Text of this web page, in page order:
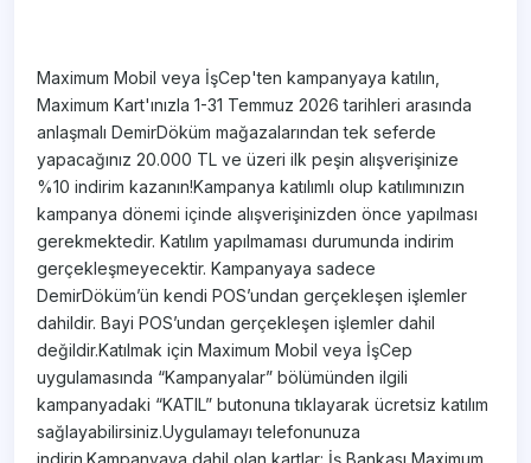
Maximum Mobil veya İşCep'ten kampanyaya katılın,
Maximum Kart'ınızla 1-31 Temmuz 2026 tarihleri arasında
anlaşmalı DemirDöküm mağazalarından tek seferde
yapacağınız 20.000 TL ve üzeri ilk peşin alışverişinize
%10 indirim kazanın!Kampanya katılımlı olup katılımınızın
kampanya dönemi içinde alışverişinizden önce yapılması
gerekmektedir. Katılım yapılmaması durumunda indirim
gerçekleşmeyecektir. Kampanyaya sadece
DemirDöküm’ün kendi POS’undan gerçekleşen işlemler
dahildir. Bayi POS’undan gerçekleşen işlemler dahil
değildir.Katılmak için Maximum Mobil veya İşCep
uygulamasında “Kampanyalar” bölümünden ilgili
kampanyadaki “KATIL” butonuna tıklayarak ücretsiz katılım
sağlayabilirsiniz.Uygulamayı telefonunuza